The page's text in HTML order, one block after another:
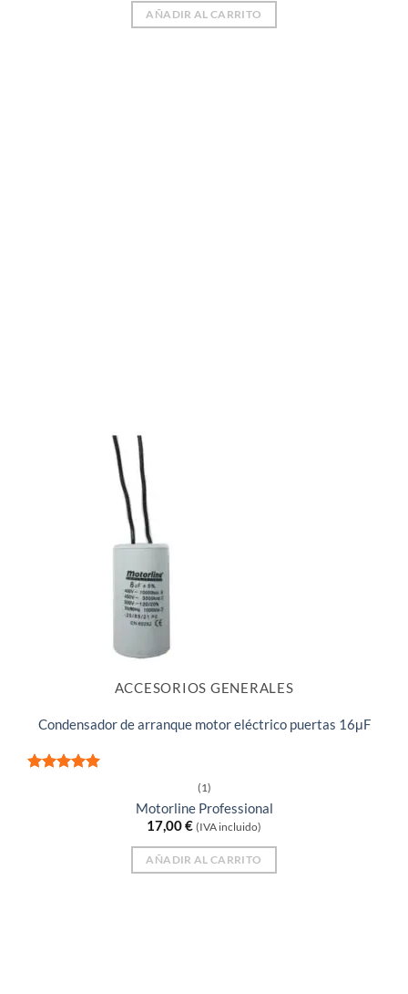
AÑADIR AL CARRITO
ACCESORIOS GENERALES
Condensador de arranque motor eléctrico puertas 16μF
(1)
Motorline Professional
17,00€ (IVA incluido)
AÑADIR AL CARRITO